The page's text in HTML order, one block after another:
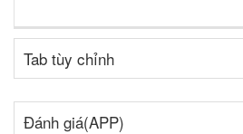
Tab tùy chỉnh
Đánh giá(APP)